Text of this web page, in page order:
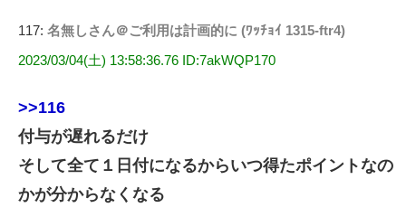
117: 名無しさん＠ご利用は計画的に (ﾜｯﾁｮｲ 1315-ftr4)
2023/03/04(土) 13:58:36.76 ID:7akWQP170
>>116
付与が遅れるだけ
そして全て１日付になるからいつ得たポイントなの
かが分からなくなる